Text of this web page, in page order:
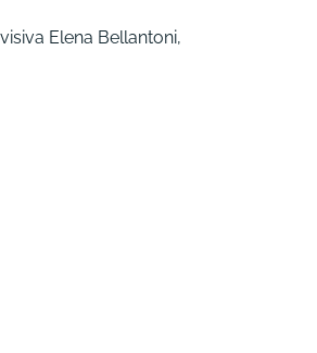
Elena Bellantoni,